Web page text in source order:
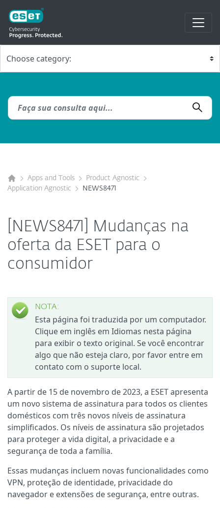
Apps and Tools
Product Agnostic
Application Agnostic
NEWS8471
[NEWS8471] Mudanças na
oferta da ESET para o
consumidor
NOTA:
Esta página foi traduzida por um computador.
Clique em inglês em Idiomas nesta página
para exibir o texto original. Se você encontrar
algo que não esteja claro, por favor entre em
contato com o suporte local.
A partir de 15 de novembro de 2023, a ESET apresenta
um novo sistema de assinatura para todos os clientes
domésticos com três novos níveis de assinatura
simplificados. Os níveis de assinatura são projetados
para proteger a vida digital, a privacidade e a
segurança de toda a família.
Essas mudanças incluem novas funcionalidades como
VPN, proteção de identidade, privacidade do
navegador e extensões de segurança, entre outras.